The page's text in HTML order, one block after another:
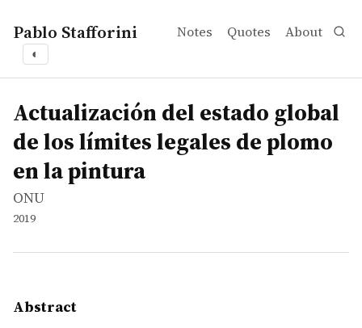
Pablo Stafforini Notes Quotes About
◐
works
ONU
Actualización del estado global de los límites legales
report
Este informe proporciona información sobre el estado
Actualización del estado global
de los límites legales de plomo
en la pintura
ONU
2019
Abstract